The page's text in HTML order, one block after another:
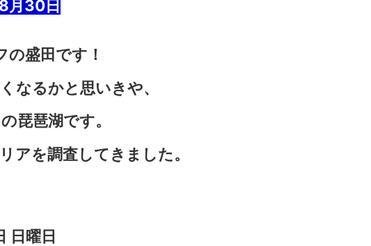
月30日
の盛田です！
なるかと思いきや、
琵琶湖です。
アを調査してきました。
日曜日